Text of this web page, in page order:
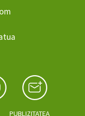
PUBLIZITATEA